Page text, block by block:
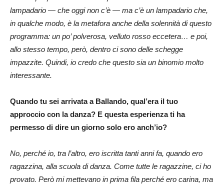
lampadario — che oggi non c’è — ma c’è un lampadario che,
in qualche modo, è la metafora anche della solennità di questo
programma: un po’ polverosa, velluto rosso eccetera… e poi,
allo stesso tempo, però, dentro ci sono delle schegge
impazzite. Quindi, io credo che questo sia un binomio molto
interessante.
Quando tu sei arrivata a Ballando, qual’era il tuo
approccio con la danza? E questa esperienza ti ha
permesso di dire un giorno solo ero anch’io?
No, perché io, tra l’altro, ero iscritta tanti anni fa, quando ero
ragazzina, alla scuola di danza. Come tutte le ragazzine, ci ho
provato. Però mi mettevano in prima fila perché ero carina, ma